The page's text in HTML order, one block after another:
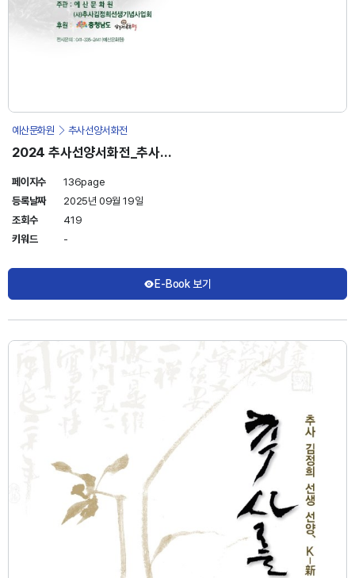
예산문화원 추사선양서화전
2024 추사선양서화전_추사를
페이지수
136page
등록날짜
2025년 09월 19일
조회수
419
키워드
-
E-Book 보기